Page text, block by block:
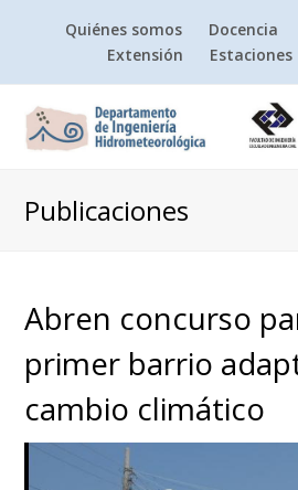
Quiénes somos Docencia
Extensión
Estaciones
Publicaciones
Abren concurso
primer barrio
cambio climático